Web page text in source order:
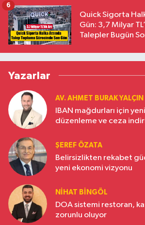
Quick Sigorta
Gün: 3,7 Milyar
Talepler Bugün
6
Yazarlar
AV. AHMET BURAK YALÇIN
IBAN mağdurları için
düzenleme ve ceza
ŞEREF ÖZATA
Belirsizlikten rekabet
yeni ekonomi vizyonu
NIHAT BINGÖL
DOA sistemi restoran,
zorunlu oluyor